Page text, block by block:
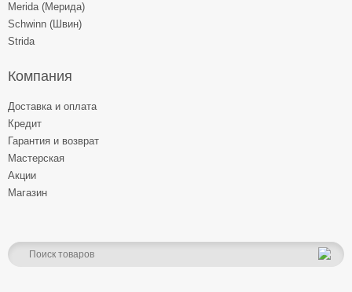
Merida (Мерида)
Schwinn (Швин)
Strida
Компания
Доставка и оплата
Кредит
Гарантия и возврат
Мастерская
Акции
Магазин